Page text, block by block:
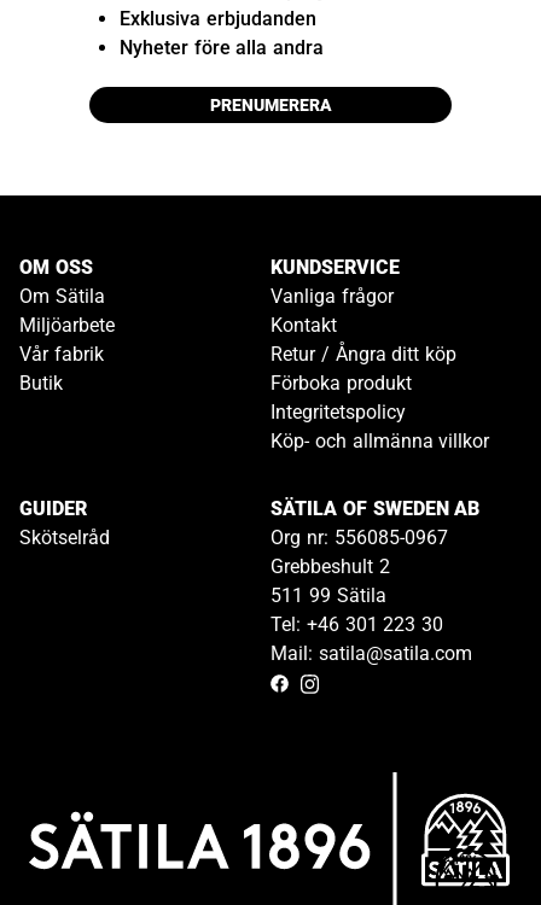
Exklusiva erbjudanden
Nyheter före alla andra
PRENUMERERA
OM OSS
Om Sätila
Miljöarbete
Vår fabrik
Butik
KUNDSERVICE
Vanliga frågor
Kontakt
Retur / Ångra ditt köp
Förboka produkt
Integritetspolicy
Köp- och allmänna villkor
GUIDER
Skötselråd
SÄTILA OF SWEDEN AB
Org nr: 556085-0967
Grebbeshult 2
511 99 Sätila
Tel: +46 301 223 30
Mail: satila@satila.com